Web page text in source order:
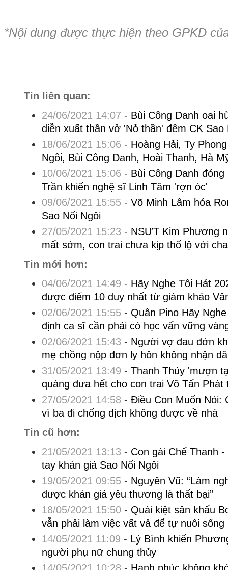
*Nội dung được thực hiện theo GPKD
Tin liên quan:
24/06/2021 14:07 - Bùi Công Danh oai
diễn xuất thần vở 'Nỏ thần' đêm CK Sao
18/06/2021 15:06 - Hoàng Hải, Ty
Ngôi, Bùi Công Danh, Hoài Thanh, Hà
10/06/2021 15:06 - Bùi Công Danh
Trần khiến nghệ sĩ Linh Tâm 'rợn óc'
09/06/2021 15:55- Võ Minh Lâm hóa
Sao Nối Ngôi
27/05/2021 15:23 - NSƯT Kim Phương
mất sớm, con trai chưa kịp thổ lộ với cha
Tin mới hơn:
04/06/2021 14:49 - Hãy Nghe Tôi Hát
được điểm 10 duy nhất từ giám khảo
02/06/2021 15:55- Quân Pino Hãy
định ca sĩ cần phải có học vấn vững
02/06/2021 15:43 - Người vợ đau đớn
mẹ chồng nộp đơn ly hôn không nhận
31/05/2021 13:49 - Thanh Thủy 'mượn
quáng đưa hết cho con trai Võ Tấn Phát
27/05/2021 14:58 - Điều Con Muốn Nói:
vì ba đi chống dịch không được về nhà
Tin cũ hơn:
21/05/2021 13:13 - Con gái Chế Thanh
tay khán giả Sao Nối Ngôi
19/05/2021 09:55- Nguyên Vũ: “Làm
được khán giả yêu thương là thất bại”
18/05/2021 15:50- Quái kiệt sân khấu
vẫn phải làm việc vất vả để tự nuôi sống
14/05/2021 11:09 - Lý Bình khiến
người phụ nữ chung thủy